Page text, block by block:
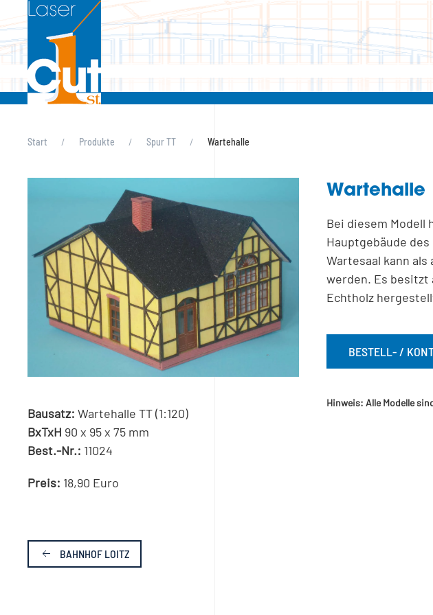
Skip to main content
Start Produkte Spur TT Wartehalle
Bausatz: Wartehalle TT (1:120)
BxTxH 90 x 95 x 75 mm
Best.-Nr.: 11024
Preis: 18,90 Euro
Wartehalle
Bei diesem Modell
Hauptgebäude
Wartesaal kann
werden. Es besitzt
Echtholz
BESTELL- /
Hinweis: Alle Modelle
BAHNHOF LOITZ